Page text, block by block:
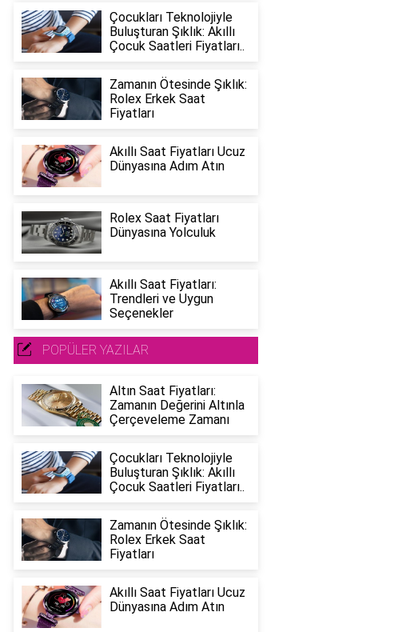
Çocukları Teknolojiyle
Buluşturan Şıklık: Akıllı
Çocuk Saatleri Fiyatları..
Zamanın Ötesinde Şıklık:
Rolex Erkek Saat
Fiyatları
Akıllı Saat Fiyatları Ucuz
Dünyasına Adım Atın
Rolex Saat Fiyatları
Dünyasına Yolculuk
Akıllı Saat Fiyatları:
Trendleri ve Uygun
Seçenekler
POPÜLER YAZILAR
Altın Saat Fiyatları:
Zamanın Değerini Altınla
Çerçeveleme Zamanı
Çocukları Teknolojiyle
Buluşturan Şıklık: Akıllı
Çocuk Saatleri Fiyatları..
Zamanın Ötesinde Şıklık:
Rolex Erkek Saat
Fiyatları
Akıllı Saat Fiyatları Ucuz
Dünyasına Adım Atın